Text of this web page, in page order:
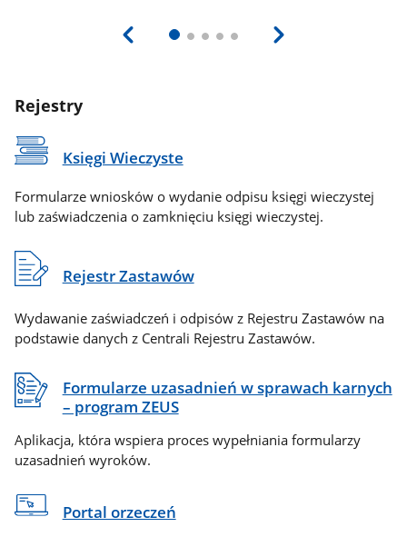
Rejestry
Księgi Wieczyste
Formularze wniosków o wydanie odpisu księgi wieczystej
lub zaświadczenia o zamknięciu księgi wieczystej.
Rejestr Zastawów
Wydawanie zaświadczeń i odpisów z Rejestru Zastawów na
podstawie danych z Centrali Rejestru Zastawów.
Formularze uzasadnień w sprawach karnych
– program ZEUS
Aplikacja, która wspiera proces wypełniania formularzy
uzasadnień wyroków.
Portal orzeczeń